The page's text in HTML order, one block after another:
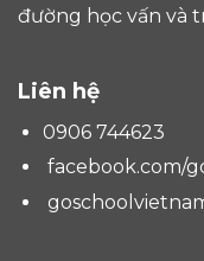
đường học vấn và
Liên hệ
0906 744623
facebook.com/